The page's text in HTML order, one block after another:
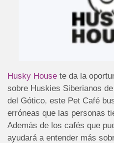
Husky House te da la
sobre Huskies Siberianos
del Gótico, este Pet Café
erróneas que las personas
Además de los cafés que
ayudará a entender más